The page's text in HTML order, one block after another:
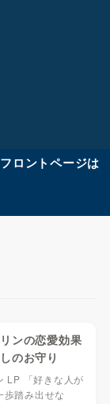
ロントページは
ンの恋愛効果
のお守り
LP 「好きな人が
歩踏み出せな